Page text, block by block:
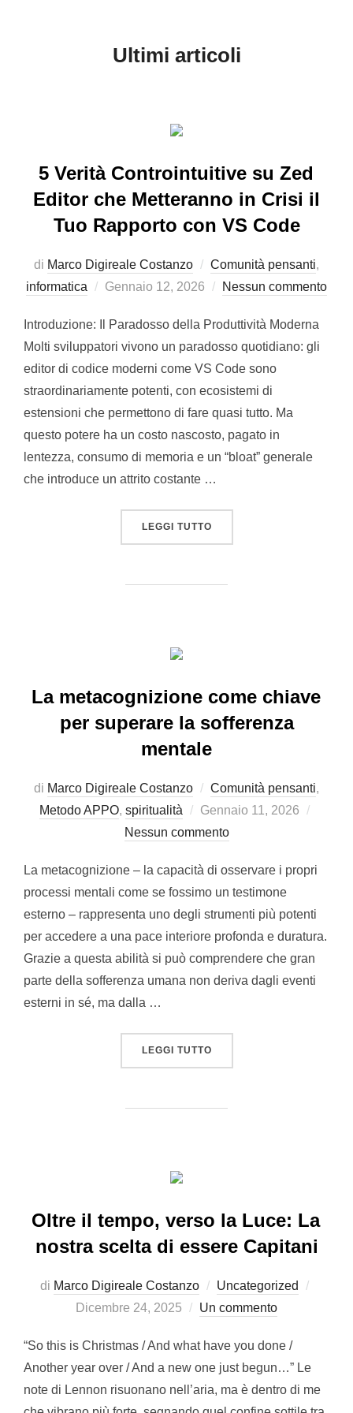
Ultimi articoli
5 Verità Controintuitive su Zed
Editor che Metteranno in Crisi il
Tuo Rapporto con VS Code
di Marco Digireale Costanzo Comunità pensanti,
informatica
Pubblicato
Gennaio 12, 2026 Nessun commento
Introduzione: Il Paradosso della Produttività Moderna
Molti sviluppatori vivono un paradosso quotidiano: gli
editor di codice moderni come VS Code sono
straordinariamente potenti, con ecosistemi di
estensioni che permettono di fare quasi tutto. Ma
questo potere ha un costo nascosto, pagato in
lentezza, consumo di memoria e un “bloat” generale
che introduce un attrito costante …
LEGGI TUTTO“5 VERITÀ
La metacognizione come chiave
per superare la sofferenza
mentale
di Marco Digireale Costanzo Comunità pensanti,
Metodo APPO, spiritualità
Pubblicato
il
Gennaio 11, 2026
Nessun commento
La metacognizione – la capacità di osservare i propri
processi mentali come se fossimo un testimone
esterno – rappresenta uno degli strumenti più potenti
per accedere a una pace interiore profonda e duratura.
Grazie a questa abilità si può comprendere che gran
parte della sofferenza umana non deriva dagli eventi
esterni in sé, ma dalla …
LEGGI TUTTO“LA METACOGNIZIONE
Oltre il tempo, verso la Luce: La
nostra scelta di essere Capitani
di Marco Digireale Costanzo Uncategorized
Dicembre 24, 2025 Un commento
“So this is Christmas / And what have you done /
Another year over / And a new one just begun…” Le
note di Lennon risuonano nell’aria, ma è dentro di me